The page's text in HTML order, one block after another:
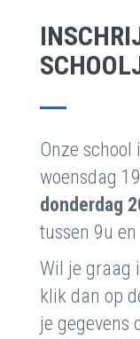
Onze
woensdag
donderdag
tussen 9u
Wil je graag
klik dan op
je gegevens